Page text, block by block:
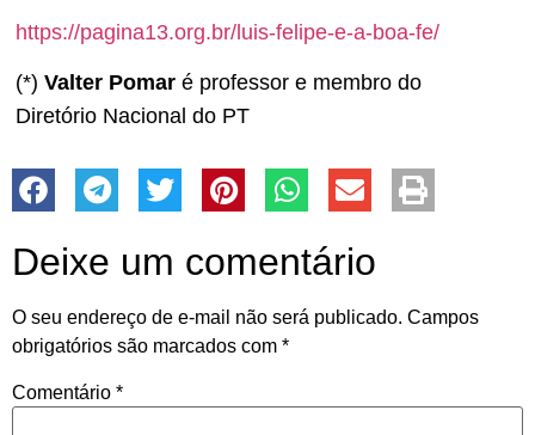
https://pagina13.org.br/luis-felipe-e-a-boa-fe/
(*) Valter Pomar é professor e membro do
Diretório Nacional do PT
Deixe um comentário
O seu endereço de e-mail não será publicado. Campos
obrigatórios são marcados com *
Comentário *